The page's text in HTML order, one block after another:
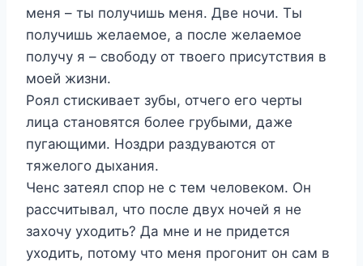
меня – ты получишь меня. Две ночи. Ты
получишь желаемое, а после желаемое
получу я – свободу от твоего присутствия в
моей жизни.
Роял стискивает зубы, отчего его черты
лица становятся более грубыми, даже
пугающими. Ноздри раздуваются от
тяжелого дыхания.
Ченс затеял спор не с тем человеком. Он
рассчитывал, что после двух ночей я не
захочу уходить? Да мне и не придется
уходить, потому что меня прогонит он сам в